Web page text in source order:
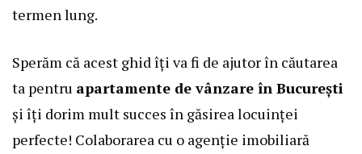
termen lung.
Sperăm că acest ghid îți va fi de ajutor în căutarea
ta pentru apartamente de vânzare în București
și îți dorim mult succes în găsirea locuinței
perfecte! Colaborarea cu o agenție imobiliară